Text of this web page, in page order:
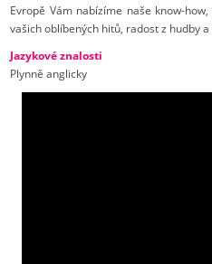
Evropě Vám nabízíme naše know-
vašich oblíbených hitů, radost z hudby
Jazykové znalosti
Plynně anglicky